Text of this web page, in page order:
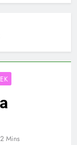
Mins